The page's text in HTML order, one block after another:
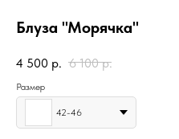
Блуза "Морячка"
4 500 р. 6 100 р.
Размер
42-46